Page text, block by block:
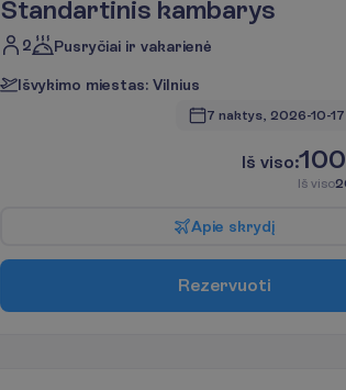
Standartinis kambarys
2 Pusryčiai ir vakarienė
Išvykimo miestas: Vilnius
7 naktys, 2026-10-17
Iš viso:
Iš viso
Apie skrydį
Rezervuoti